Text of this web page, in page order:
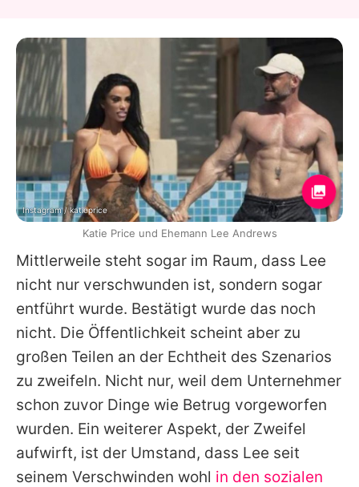
Mittlerweile steht sogar im Raum, dass Lee
nicht nur verschwunden ist, sondern sogar
entführt wurde. Bestätigt wurde das noch
nicht. Die Öffentlichkeit scheint aber zu
großen Teilen an der Echtheit des Szenarios
zu zweifeln. Nicht nur, weil dem Unternehmer
schon zuvor Dinge wie Betrug vorgeworfen
wurden. Ein weiterer Aspekt, der Zweifel
aufwirft, ist der Umstand, dass Lee seit
seinem Verschwinden wohl in den sozialen
Instagram / katieprice
Katie Price und Ehemann Lee Andrews